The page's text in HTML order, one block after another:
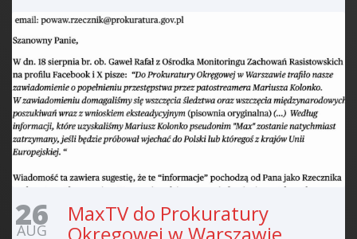
26
AUG
MaxTV do Prokuratury